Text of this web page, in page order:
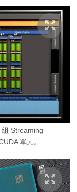
Streaming
單元。